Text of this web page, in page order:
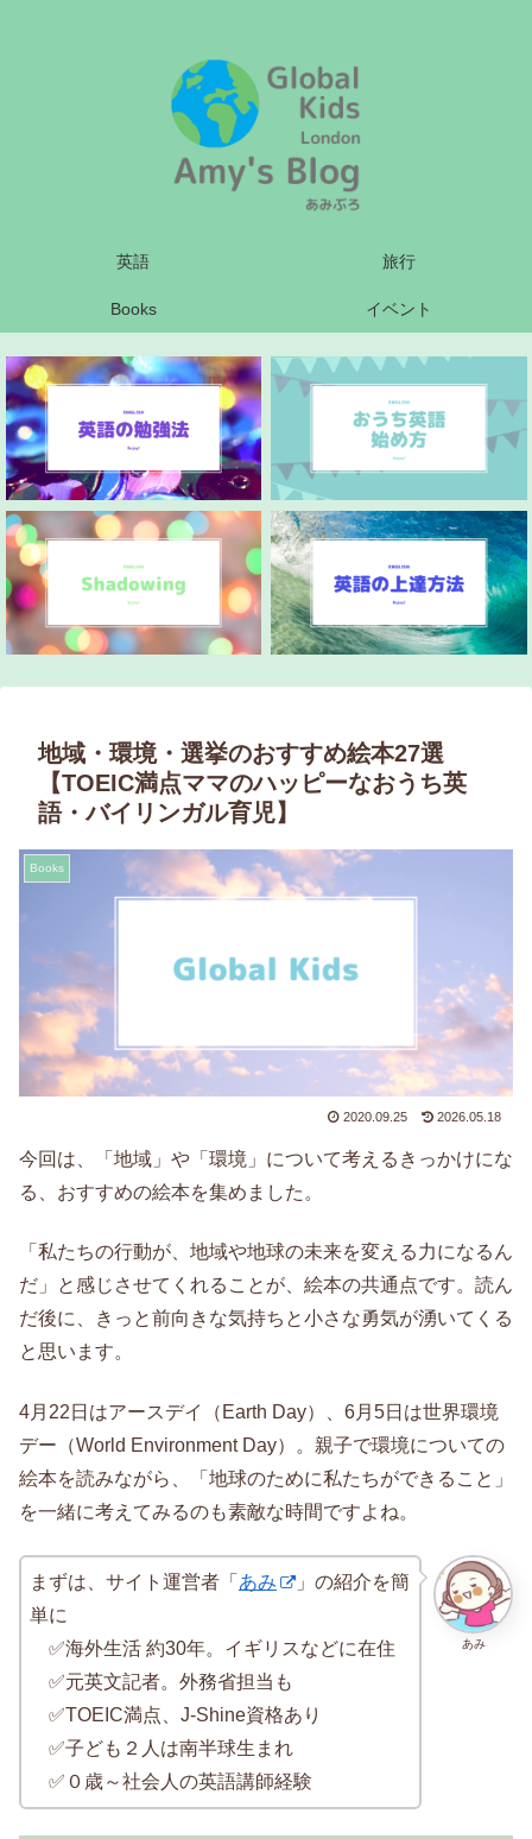
英語 旅行
Books イベント
地域・環境・選挙のおすすめ絵本27選
【TOEIC満点ママのハッピーなおうち英
語・バイリンガル育児】
Books
2020.09.25 2026.05.18
今回は、「地域」や「環境」について考えるきっかけにな
る、おすすめの絵本を集めました。
「私たちの行動が、地域や地球の未来を変える力になるん
だ」と感じさせてくれることが、絵本の共通点です。読ん
だ後に、きっと前向きな気持ちと小さな勇気が湧いてくる
と思います。
4月22日はアースデイ（Earth Day）、6月5日は世界環境
デー（World Environment Day）。親子で環境についての
絵本を読みながら、「地球のために私たちができること」
を一緒に考えてみるのも素敵な時間ですよね。
あみ
まずは、サイト運営者「 あみ
」の紹介を簡
単に
✅海外生活 約30年。イギリスなどに在住
✅元英文記者。外務省担当も
✅TOEIC満点、J-Shine資格あり
✅子ども２人は南半球生まれ
✅０歳～社会人の英語講師経験